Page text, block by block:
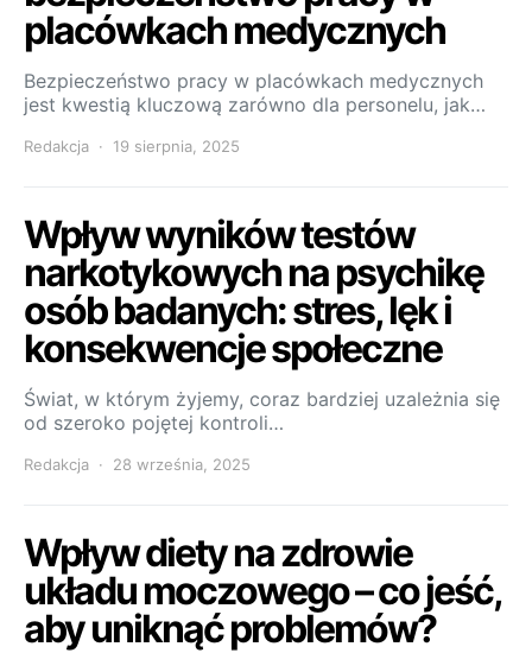
placówkach medycznych
Bezpieczeństwo pracy w placówkach medycznych
jest kwestią kluczową zarówno dla personelu, jak…
Redakcja 19 sierpnia, 2025
Wpływ wyników testów
narkotykowych na psychikę
osób badanych: stres, lęk i
konsekwencje społeczne
Świat, w którym żyjemy, coraz bardziej uzależnia się
od szeroko pojętej kontroli…
Redakcja 28 września, 2025
Wpływ diety na zdrowie
układu moczowego – co jeść,
aby uniknąć problemów?